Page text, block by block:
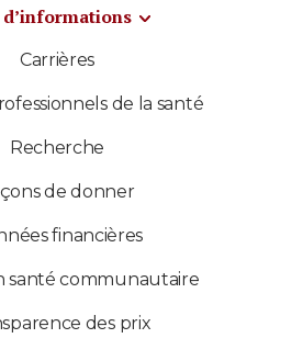
Carrières
de la santé
Recherche
de donner
financières
santé communautaire
des prix